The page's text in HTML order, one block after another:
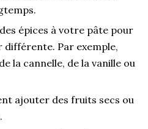
épices à votre pâte pour
différente. Par exemple,
la cannelle, de la vanille ou
ajouter des fruits secs ou